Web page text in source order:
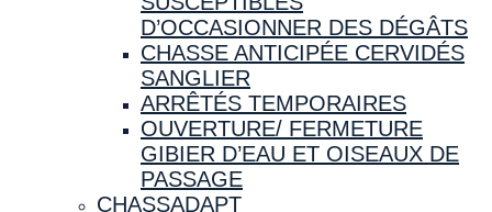
D’OCCASIONNER DES DÉGÂTS
CHASSE ANTICIPÉE CERVIDÉS
SANGLIER
ARRÊTÉS TEMPORAIRES
OUVERTURE/ FERMETURE
GIBIER D’EAU ET OISEAUX DE
PASSAGE
CHASSADAPT